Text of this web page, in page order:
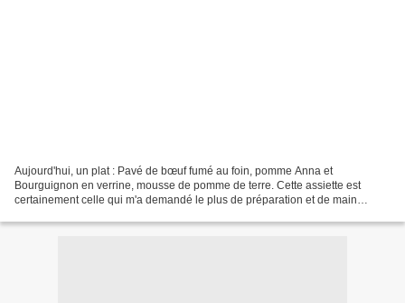
Aujourd'hui, un plat : Pavé de bœuf fumé au foin, pomme Anna et
Bourguignon en verrine, mousse de pomme de terre. Cette assiette est
certainement celle qui m'a demandé le plus de préparation et de main